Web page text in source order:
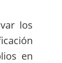
los
en